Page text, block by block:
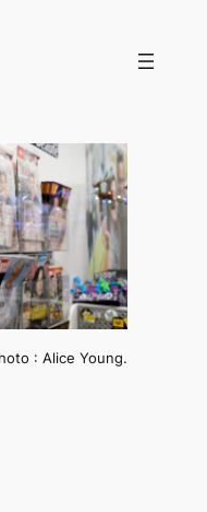
: Alice Young.